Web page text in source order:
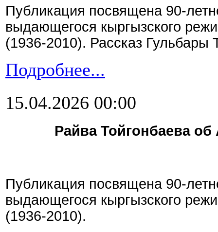
Публикация посвящена 90-
выдающегося кыргызского
(1936-2010). Рассказ Гульбары
Подробнее...
15.04.2026 00:00
Райва Тойгонбаева
Публикация посвящена 90-
выдающегося кыргызского
(1936-2010).